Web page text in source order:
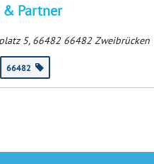
& Partner
5, 6648266482 Zweibrücken
66482